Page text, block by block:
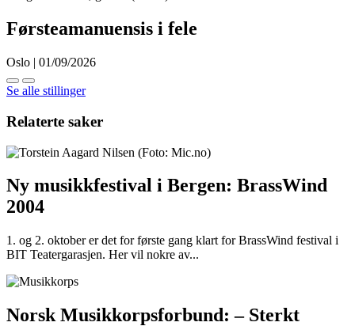
Førsteamanuensis i fele
Oslo | 01/09/2026
Se alle stillinger
Relaterte saker
Ny musikkfestival i Bergen: BrassWind
2004
1. og 2. oktober er det for første gang klart for BrassWind festival i
BIT Teatergarasjen. Her vil nokre av...
Norsk Musikkorpsforbund: – Sterkt